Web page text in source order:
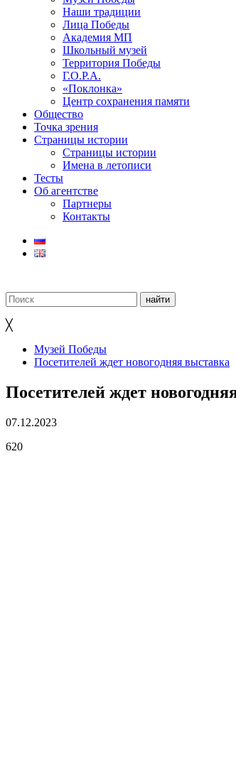
Наши традиции
Лица Победы
Академия МП
Школьный музей
Территория Победы
Г.О.Р.А.
«Поклонка»
Центр сохранения памяти
Общество
Точка зрения
Страницы истории
Страницы истории
Имена в летописи
Тесты
Об агентстве
Партнеры
Контакты
╳
Музей Победы
Посетителей ждет новогодняя выставка
Посетителей ждет
07.12.2023
620